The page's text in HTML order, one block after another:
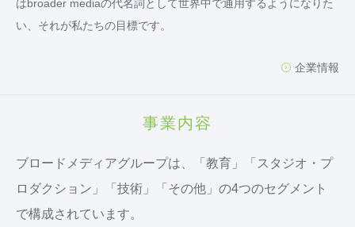
はbroader mediaの代名詞として世界中で通用するようになりた
い、それが私たちの目標です。
企業情報
事業内容
ブロードメディアグループは、「教育」「スタジオ・プ
ロダクション」「技術」「その他」の4つのセグメント
で構成されています。